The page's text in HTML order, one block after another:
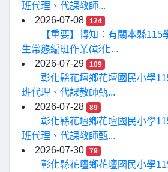
班代理、代課教師...
2026-07-08
124
【重要】轉知：有關本縣115
生常態編班作業(彰化...
2026-07-29
109
彰化縣花壇鄉花壇國民小學
班代理、代課教師甄...
2026-07-28
89
彰化縣花壇鄉花壇國民小學
班代理、代課教師甄...
2026-07-30
79
彰化縣花壇鄉花壇國民小學